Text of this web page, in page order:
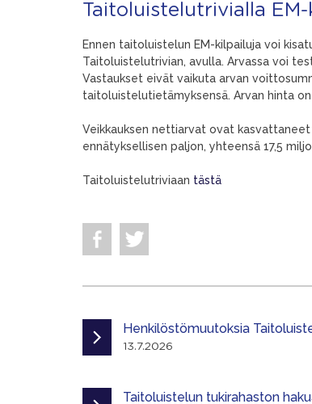
Taitoluistelutrivialla
Ennen taitoluistelun EM-kilpailuja voi
Taitoluistelutrivian, avulla. Arvassa voi
Vastaukset eivät vaikuta arvan
taitoluistelutietämyksensä. Arvan hinta
Veikkauksen nettiarvat ovat
ennätyksellisen paljon, yhteensä 17,5
Taitoluistelutriviaan tästä
Henkilöstömuutoksia
13.7.2026
Taitoluistelun tukirahaston